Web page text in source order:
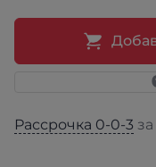
Рассрочка 0-0-3